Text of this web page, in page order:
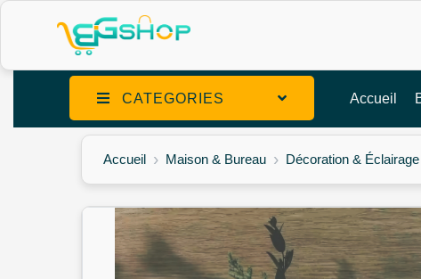
CATEGORIES Accueil
Accueil Maison & Bureau Décoration & Éclairage